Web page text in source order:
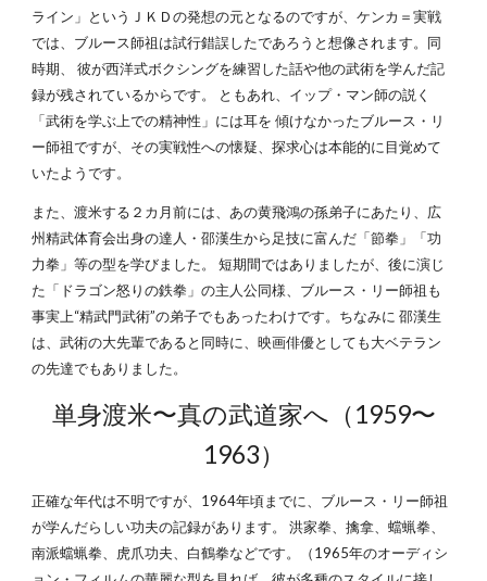
ライン」というＪＫＤの発想の元となるのですが、ケンカ＝実戦
では、ブルース師祖は試行錯誤したであろうと想像されます。同
時期、 彼が西洋式ボクシングを練習した話や他の武術を学んだ記
録が残されているからです。 ともあれ、イップ・マン師の説く
「武術を学ぶ上での精神性」には耳を 傾けなかったブルース・リ
ー師祖ですが、その実戦性への懐疑、探求心は本能的に目覚めて
いたようです。
また、渡米する２カ月前には、あの黄飛鴻の孫弟子にあたり、広
州精武体育会出身の達人・邵漢生から足技に富んだ「節拳」「功
力拳」等の型を学びました。 短期間ではありましたが、後に演じ
た「ドラゴン怒りの鉄拳」の主人公同様、ブルース・リー師祖も
事実上“精武門武術”の弟子でもあったわけです。ちなみに 邵漢生
は、武術の大先輩であると同時に、映画俳優としても大ベテラン
の先達でもありました。
単身渡米〜真の武道家へ（1959〜
1963）
正確な年代は不明ですが、1964年頃までに、ブルース・リー師祖
が学んだらしい功夫の記録があります。 洪家拳、擒拿、蟷蝋拳、
南派蟷蝋拳、虎爪功夫、白鶴拳などです。（1965年のオーディシ